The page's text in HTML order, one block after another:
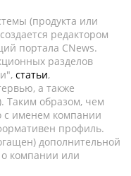
(продукта или
редактором
портала CNews.
разделов
статьи,
а также
Таким образом, чем
с именем компании
профиль.
дополнительной
компании или